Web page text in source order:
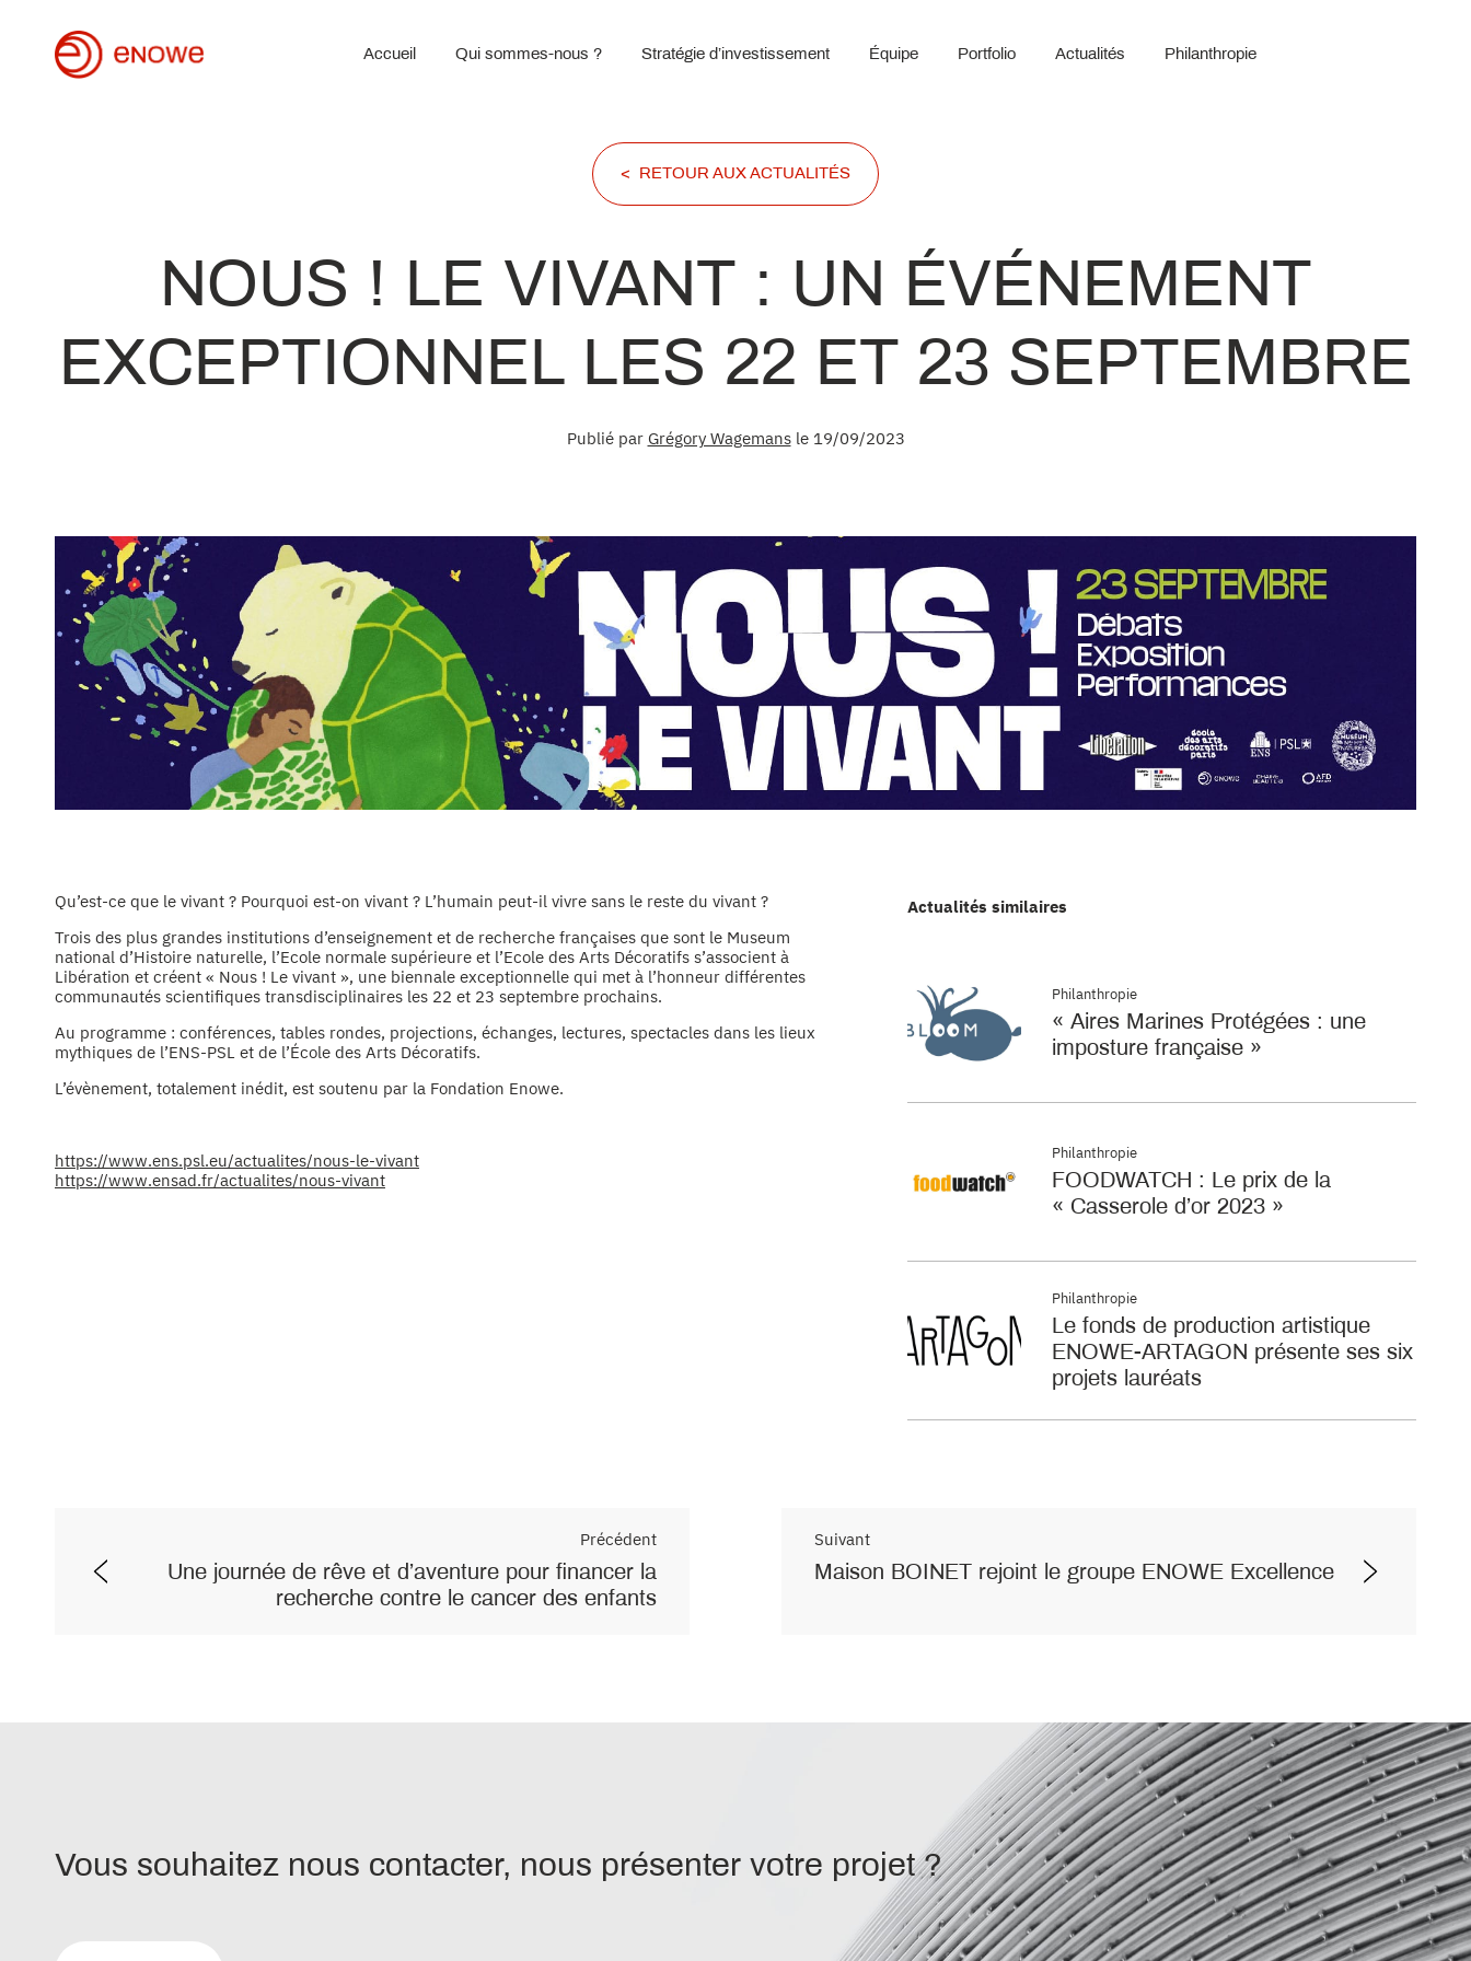
Accueil Qui sommes-nous ? Stratégie d’investissement Équipe Portfolio Actualités Philanthropie
< RETOUR AUX ACTUALITÉS
NOUS ! LE VIVANT : UN ÉVÉNEMENT
EXCEPTIONNEL LES 22 ET 23 SEPTEMBRE
Publié par Grégory Wagemansle 19/09/2023
Qu’est-ce que le vivant ? Pourquoi est-on vivant ? L’humain peut-il vivre sans le reste du vivant ?
Trois des plus grandes institutions d’enseignement et de recherche françaises que sont le Museum
national d’Histoire naturelle, l’Ecole normale supérieure et l’Ecole des Arts Décoratifs s’associent à
Libération et créent « Nous ! Le vivant », une biennale exceptionnelle qui met à l’honneur différentes
communautés scientifiques transdisciplinaires les 22 et 23 septembre prochains.
Au programme : conférences, tables rondes, projections, échanges, lectures, spectacles dans les lieux
mythiques de l’ENS-PSL et de l’École des Arts Décoratifs.
L’évènement, totalement inédit, est soutenu par la Fondation Enowe.
https://www.ens.psl.eu/actualites/nous-le-vivant
https://www.ensad.fr/actualites/nous-vivant
Actualités similaires
Philanthropie
« Aires Marines Protégées : une
imposture française »
Philanthropie
FOODWATCH : Le prix de la
« Casserole d’or 2023 »
Philanthropie
Le fonds de production artistique
ENOWE-ARTAGON présente ses six
projets lauréats
Précédent
Une journée de rêve et d’aventure pour financer la
recherche contre le cancer des enfants
Suivant
Maison BOINET rejoint le groupe ENOWE Excellence
Vous souhaitez nous contacter, nous présenter votre projet ?